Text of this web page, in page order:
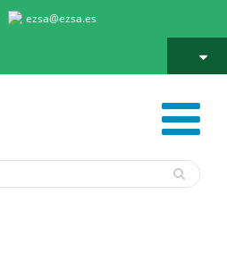
ezsa@ezsa.es